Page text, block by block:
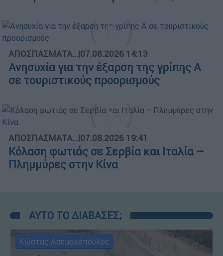
ΑΠΟΣΠΑΣΜΑΤΑ...|07.08.2026 14:13
Ανησυχία για την έξαρση της γρίπης Α
σε τουριστικούς προορισμούς
ΑΠΟΣΠΑΣΜΑΤΑ...|07.08.2026 19:41
Κόλαση φωτιάς σε Σερβία και Ιταλία –
Πλημμύρες στην Κίνα
ΑΥΤΟ ΤΟ ΔΙΑΒΑΣΕΣ;
Κώστας Ασημακόπουλος